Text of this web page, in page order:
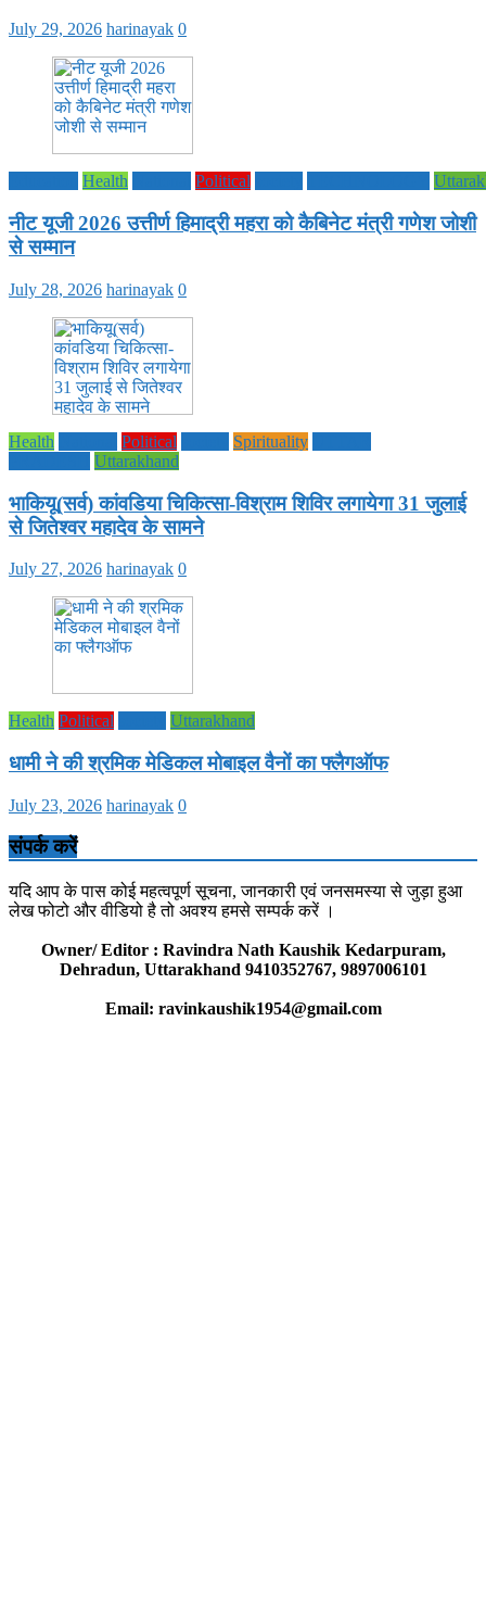
July 29, 2026 harinayak 0
Health Political
नीट यूजी 2026 उत्तीर्ण हिमाद्री महरा को कैबिनेट मंत्री गणेश जोशी
से सम्मान
July 28, 2026 harinayak 0
Health Political Spirituality
Uttarakhand
भाकियू(सर्व) कांवडिया चिकित्सा-विश्राम शिविर लगायेगा 31 जुलाई
से जितेश्वर महादेव के सामने
July 27, 2026 harinayak 0
Health Political Uttarakhand
धामी ने की श्रमिक मेडिकल मोबाइल वैनों का फ्लैगऑफ
July 23, 2026 harinayak 0
संपर्क करें
यदि आप के पास कोई महत्वपूर्ण सूचना, जानकारी एवं जनसमस्या से जुड़ा हुआ
लेख फोटो और वीडियो है तो अवश्य हमसे सम्पर्क करें ।
Owner/ Editor : Ravindra Nath Kaushik Kedarpuram,
Dehradun, Uttarakhand 9410352767, 9897006101
Email: ravinkaushik1954@gmail.com